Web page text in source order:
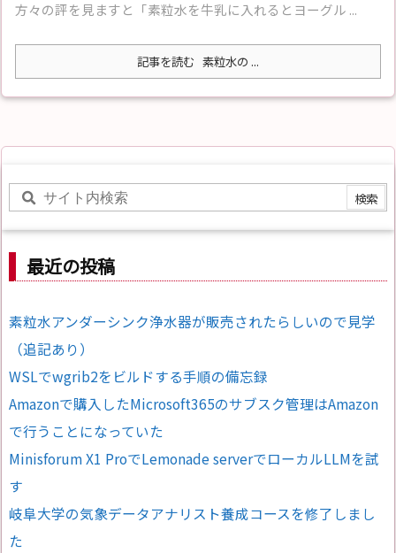
方々の評を見ますと「素粒水を牛乳に入れるとヨーグル ...
記事を読む 素粒水の ...
最近の投稿
素粒水アンダーシンク浄水器が販売されたらしいので見学
（追記あり）
WSLでwgrib2をビルドする手順の備忘録
Amazonで購入したMicrosoft365のサブスク管理はAmazon
で行うことになっていた
Minisforum X1 ProでLemonade serverでローカルLLMを試
す
岐阜大学の気象データアナリスト養成コースを修了しまし
た